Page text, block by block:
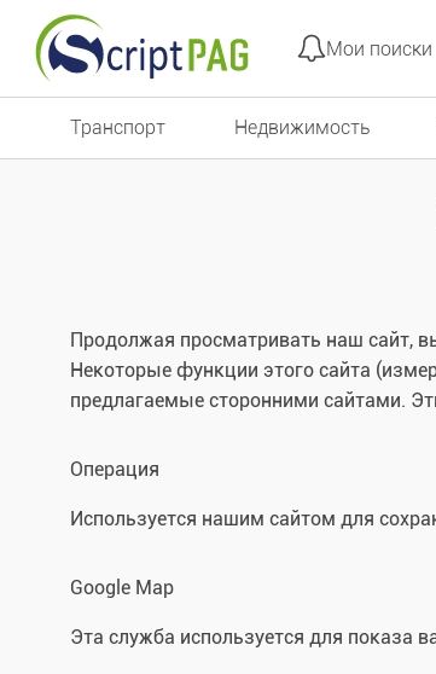
Мои поиски
Транспорт Недвижимость
Продолжая просматривать наш сайт,
Некоторые функции этого сайта
предлагаемые сторонними сайтами.
Операция
Используется нашим сайтом для
Google Map
Эта служба используется для показа